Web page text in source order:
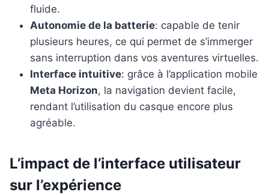
fluide.
Autonomie de la batterie: capable de tenir
plusieurs heures, ce qui permet de s’immerger
sans interruption dans vos aventures virtuelles.
Interface intuitive: grâce à l’application mobile
Meta Horizon, la navigation devient facile,
rendant l’utilisation du casque encore plus
agréable.
L’impact de l’interface utilisateur
sur l’expérience